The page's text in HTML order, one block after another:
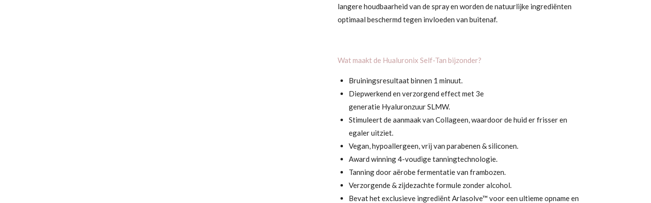
langere houdbaarheid van de spray en worden de natuurlijke ingrediënten
optimaal beschermd tegen invloeden van buitenaf.
Wat maakt de Hualuronix Self-Tan bijzonder?
Bruiningsresultaat binnen 1 minuut.
Diepwerkend en verzorgend effect met 3e
generatie Hyaluronzuur SLMW.
Stimuleert de aanmaak van Collageen, waardoor de huid er frisser en
egaler uitziet.
Vegan, hypoallergeen, vrij van parabenen & siliconen.
Award winning 4-voudige tanningtechnologie.
Tanning door aërobe fermentatie van frambozen.
Verzorgende & zijdezachte formule zonder alcohol.
Bevat het exclusieve ingrediënt Arlasolve™ voor een ultieme opname en